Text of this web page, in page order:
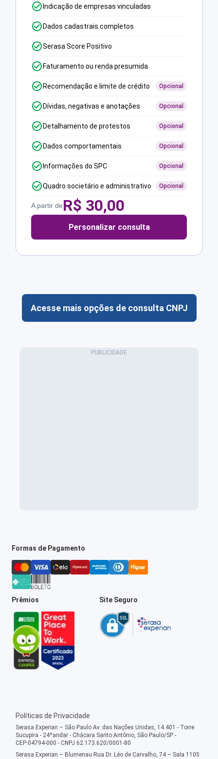
Indicação de empresas vinculadas
Dados cadastrais completos
Serasa Score Positivo
Faturamento ou renda presumida
Recomendação e limite de crédito Opcional
Dívidas, negativas e anotações Opcional
Detalhamento de protestos Opcional
Dados comportamentais Opcional
Informações do SPC Opcional
Quadro societário e administrativo Opcional
A partir deR$ 30,00
Personalizar consulta
Acesse mais opções de consulta CNPJ
Formas de Pagamento
Prêmios Site Seguro
Políticas de Privacidade
Serasa Experian – São Paulo Av. das Nações Unidas, 14.401 - Torre
Sucupira - 24ºandar - Chácara Santo Antônio, São Paulo/SP -
CEP:04794-000 - CNPJ 62.173.620/0001-80
Serasa Experian – Blumenau Rua Dr. Léo de Carvalho, 74 – Sala 1105